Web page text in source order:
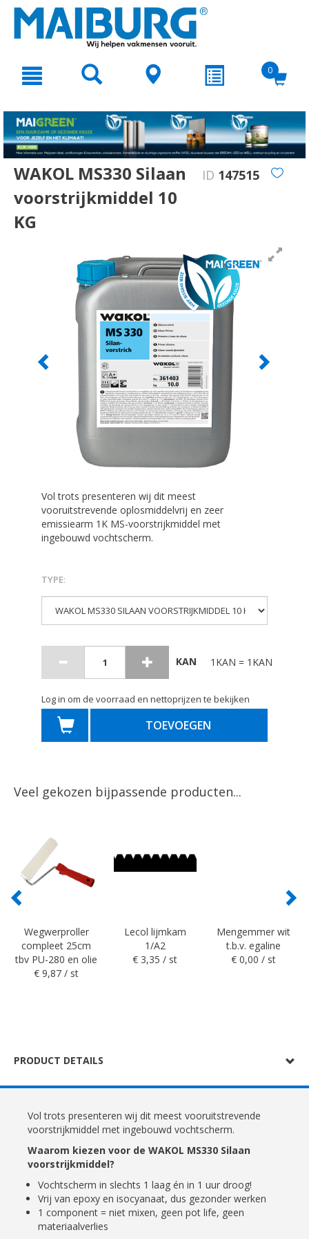
text.skipToNavigation
0
WAKOL MS330 Silaan
voorstrijkmiddel 10
KG
ID 147515
Vol trots presenteren wij dit meest
vooruitstrevende oplosmiddelvrij en zeer
emissiearm 1K MS-voorstrijkmiddel met
ingebouwd vochtscherm.
TYPE:
KAN 1KAN = 1KAN
Log in om de voorraad en nettoprijzen te bekijken
TOEVOEGEN
Veel gekozen bijpassende producten...
Wegwerproller
compleet 25cm
tbv PU-280 en olie
€ 9,87 / st
Lecol lijmkam
1/A2
€ 3,35 / st
Mengemmer wit
t.b.v. egaline
€ 0,00 / st
PRODUCT DETAILS
Vol trots presenteren wij dit meest vooruitstrevende
voorstrijkmiddel met ingebouwd vochtscherm.
Waarom kiezen voor de WAKOL MS330 Silaan
voorstrijkmiddel?
Vochtscherm in slechts 1 laag én in 1 uur droog!
Vrij van epoxy en isocyanaat, dus gezonder werken
1 component = niet mixen, geen pot life, geen
materiaalverlies